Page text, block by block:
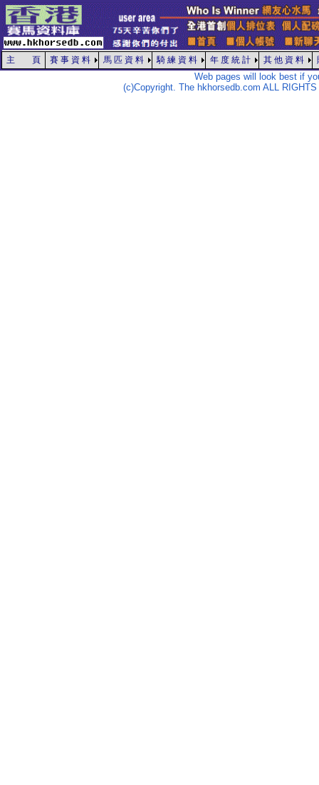
主 頁 賽 事 資 料 馬 匹 資 料 騎 練 資 料 年 度 統 計 其 他 資 料
Web pages will look best if
(c)Copyright. The hkhorsedb.com ALL